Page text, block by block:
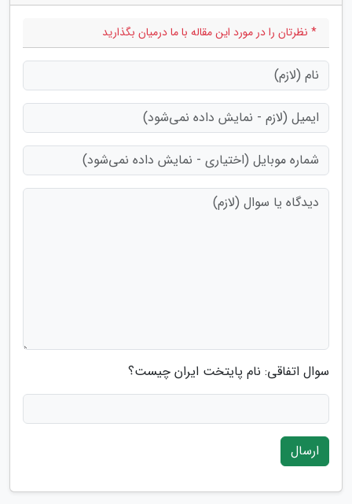
* نظرتان را در مورد این مقاله با ما درمیان بگذارید
سوال اتفاقی: نام پایتخت ایران چیست؟
ارسال